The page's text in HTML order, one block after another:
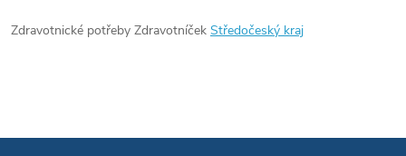
Zdravotnické potřeby Zdravotníček Středočeský kraj